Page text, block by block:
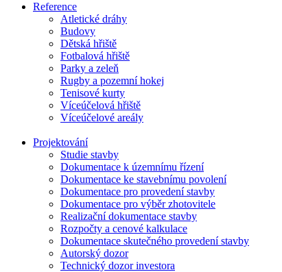
Reference
Atletické dráhy
Budovy
Dětská hřiště
Fotbalová hřiště
Parky a zeleň
Rugby a pozemní hokej
Tenisové kurty
Víceúčelová hřiště
Víceúčelové areály
Projektování
Studie stavby
Dokumentace k územnímu řízení
Dokumentace ke stavebnímu povolení
Dokumentace pro provedení stavby
Dokumentace pro výběr zhotovitele
Realizační dokumentace stavby
Rozpočty a cenové kalkulace
Dokumentace skutečného provedení stavby
Autorský dozor
Technický dozor investora